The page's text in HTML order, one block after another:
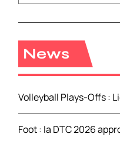
c
h
h
e
:
News
Volleyball Plays-Offs :
Foot : la DTC 2026